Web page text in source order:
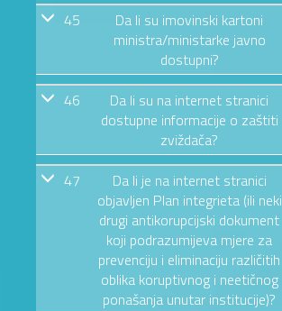
45
Da li su imovinski kartoni
ministra/ministarke javno
dostupni?
46
Da li su na internet stranici
dostupne informacije o zaštiti
zviždača?
47
Da li je na internet stranici
objavljen Plan integrieta (ili neki
drugi antikorupcijski dokument
koji podrazumijeva mjere za
prevenciju i eliminaciju različitih
oblika koruptivnog i neetičnog
ponašanja unutar institucije)?